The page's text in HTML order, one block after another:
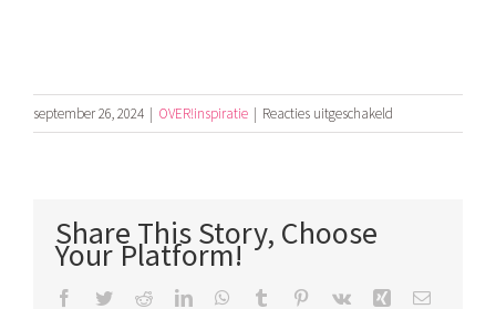
september 26, 2024 | OVER!inspiratie | Reacties uitgeschakeld
Het
allemaal
Share This Story, Choose
Your Platform!
Facebook
TwitterRedditLinkedInWhatsApp
Tumblr Pinterest
Vk Xing E-